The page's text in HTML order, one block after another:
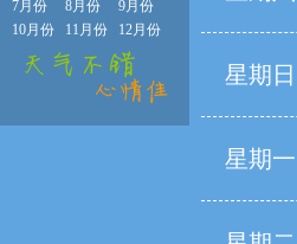
7月份
8月份
9月份
10月份
11月份 12月份
星期日
星期一